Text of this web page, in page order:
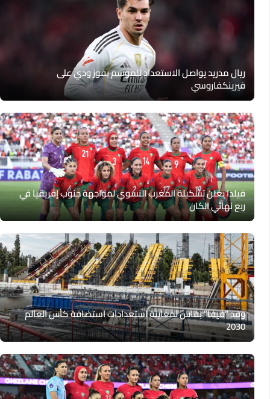
ريال مدريد يواصل الاستعداد للموسم بفوز ودي على
فيرينكفاروسي
فيلدا يعلن تشكيلة المغرب النسوي لمواجهة جنوب إفريقيا في
ربع نهائي الكان
وفد “فيفا” بفاس لمعاينة استعدادات استضافة كأس العالم
2030